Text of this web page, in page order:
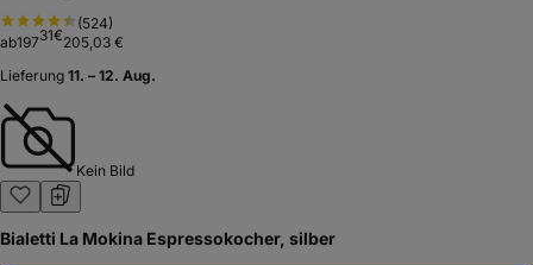
(524)
ab19731€205,03 €
Lieferung 11. – 12. Aug.
Kein Bild
Bialetti La Mokina Espressokocher, silber